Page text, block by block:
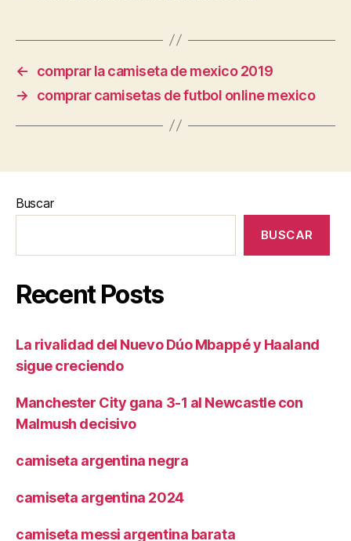
←
comprar la camiseta de mexico 2019
→
comprar camisetas de futbol online mexico
Buscar
BUSCAR
Recent Posts
La rivalidad del Nuevo Dúo Mbappé y Haaland
sigue creciendo
Manchester City gana 3-1 al Newcastle con
Malmush decisivo
camiseta argentina negra
camiseta argentina 2024
camiseta messi argentina barata